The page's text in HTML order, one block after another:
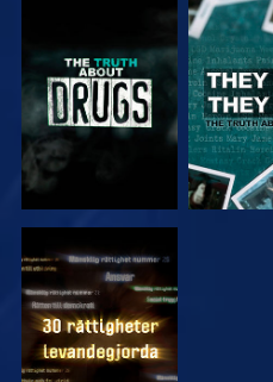
TITTA